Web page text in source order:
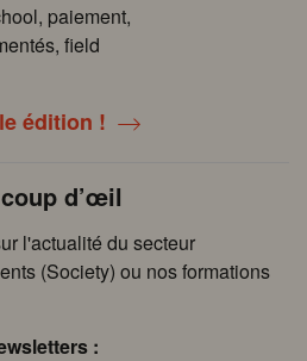
paiement,
field
édition !
d’œil
l'actualité du secteur
(Society) ou nos formations
: